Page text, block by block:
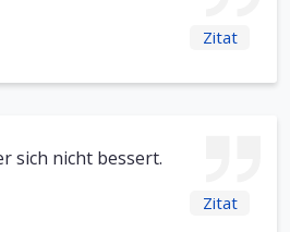
Zitat
sich nicht bessert.
Zitat